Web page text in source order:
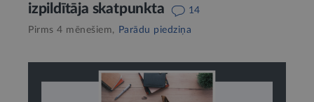
izpildītāja skatpunkta
14
Pirms 4 mēnešiem,
Parādu piedziņa